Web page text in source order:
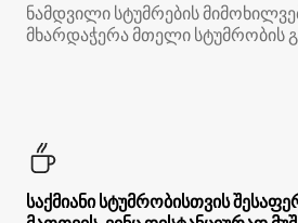
ნამდვილი სტუმრების
მხარდაჭერა მთელი სტუმრობის
საქმიანი სტუმრობისთვის